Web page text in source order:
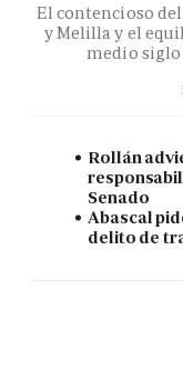
El contencioso
y Melilla y el
medio siglo
Rollán
Senado
Abascal
delito de